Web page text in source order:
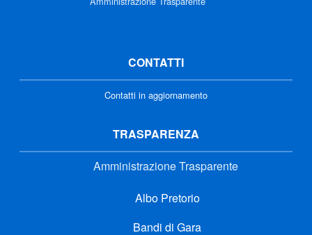
CONTATTI
Contatti in aggiornamento
TRASPARENZA
Amministrazione Trasparente
Albo Pretorio
Bandi di Gara